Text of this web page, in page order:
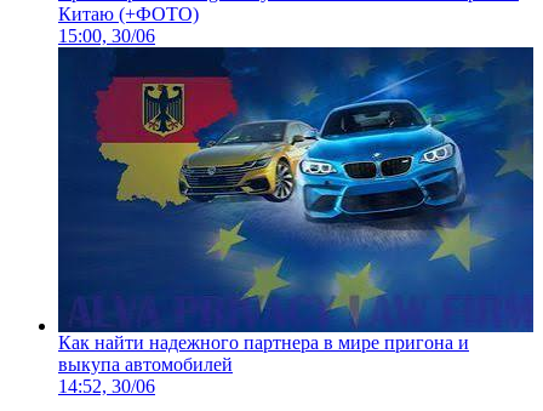
Китаю (+ФОТО)
15:00, 30/06
Как найти надежного партнера в мире пригона и
выкупа автомобилей
14:52, 30/06